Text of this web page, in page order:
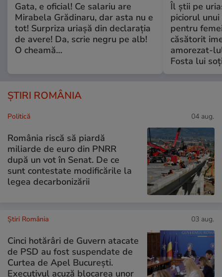
Gata, e oficial! Ce salariu are
Mirabela Grădinaru, dar asta nu e
tot! Surpriza uriașă din declarația
de avere! Da, scrie negru pe alb!
O cheamă…
Îl știi pe
piciorul
pentru
căsătorit
amorezat-
Fosta lui
ȘTIRI ROMÂNIA
Politică 04 aug.
România riscă să piardă
miliarde de euro din PNRR
după un vot în Senat. De ce
sunt contestate modificările la
legea decarbonizării
Știri România 03 aug.
Cinci hotărâri de Guvern atacate
de PSD au fost suspendate de
Curtea de Apel București.
Executivul acuză blocarea unor